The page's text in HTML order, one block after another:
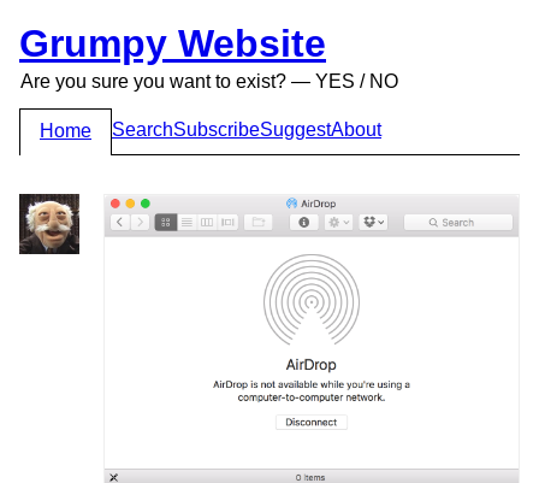
Grumpy Website
Are you sure you want to exist? — YES / NO
Home SearchSubscribeSuggestAbout